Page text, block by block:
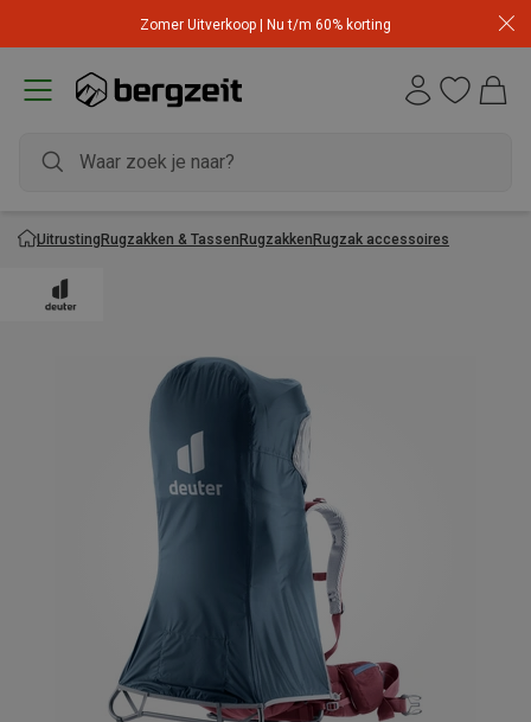
Zomer Uitverkoop | Nu t/m 60% korting
UitrustingRugzakken & TassenRugzakkenRugzak accessoires